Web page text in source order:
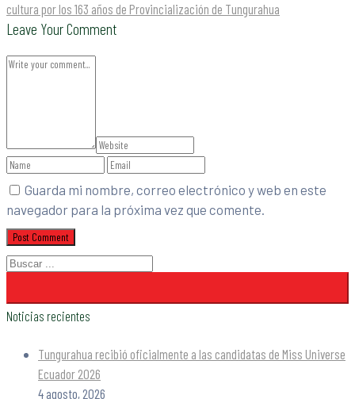
cultura por los 163 años de Provincialización de Tungurahua
Leave Your Comment
Guarda mi nombre, correo electrónico y web en este
navegador para la próxima vez que comente.
Noticias recientes
Tungurahua recibió oficialmente a las candidatas de Miss Universe
Ecuador 2026
4 agosto, 2026